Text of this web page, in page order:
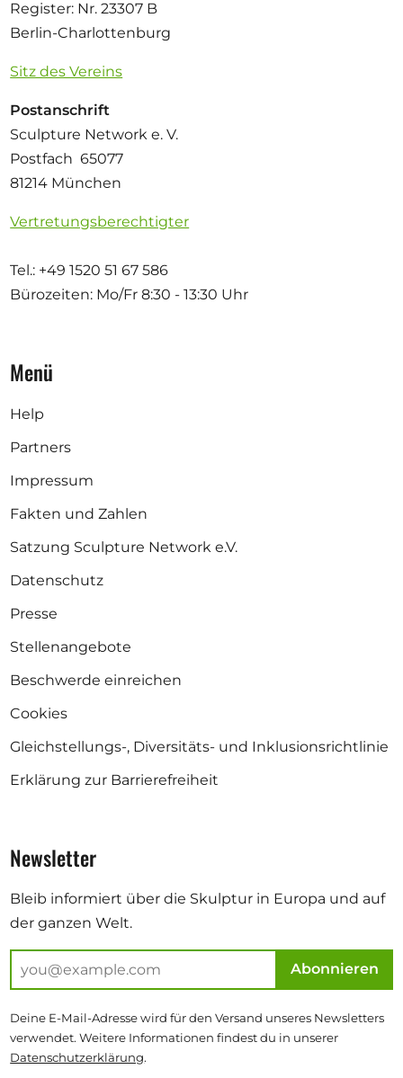
Register: Nr. 23307 B
Berlin-Charlottenburg
Sitz des Vereins
Postanschrift
Sculpture Network e. V.
Postfach 65077
81214 München
Vertretungsberechtigter
Tel.: +49 1520 51 67 586
Bürozeiten: Mo/Fr 8:30 - 13:30 Uhr
Menü
Help
Partners
Impressum
Fakten und Zahlen
Satzung Sculpture Network e.V.
Datenschutz
Presse
Stellenangebote
Beschwerde einreichen
Cookies
Gleichstellungs-, Diversitäts- und Inklusionsrichtlinie
Erklärung zur Barrierefreiheit
Newsletter
Bleib informiert über die Skulptur in Europa und auf
der ganzen Welt.
Abonnieren
Deine E-Mail-Adresse wird für den Versand unseres Newsletters
verwendet. Weitere Informationen findest du in unserer
Datenschutzerklärung.